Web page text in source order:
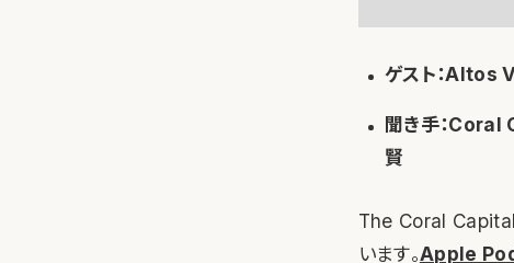
ゲスト：
聞き手：
賢
The Coral Capital
います。Apple